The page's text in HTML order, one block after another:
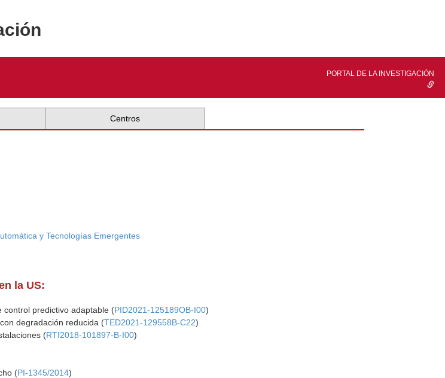
PORTAL DE LA INVESTIGACIÓN
Centros
y Tecnologías Emergentes
la US:
control predictivo adaptable (PID2021-125189OB-I00)
degradación reducida (TED2021-129558B-C22)
(RTI2018-101897-B-I00)
(PI-1345/2014)